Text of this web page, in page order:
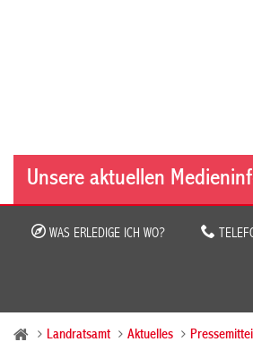
Unsere aktuellen
WAS ERLEDIGE ICH WO?
Landratsamt Aktuelles